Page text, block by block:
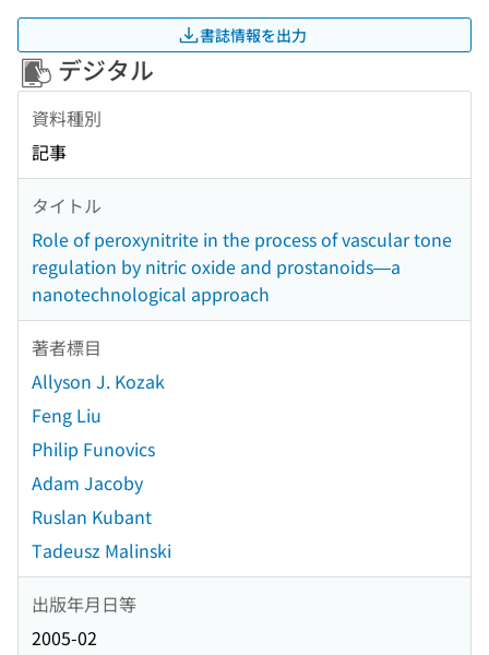
書誌情報を出力
デジタル
資料種別
記事
タイトル
Role of peroxynitrite in the process of vascular tone
regulation by nitric oxide and prostanoids—a
nanotechnological approach
著者標目
Allyson J. Kozak
Feng Liu
Philip Funovics
Adam Jacoby
Ruslan Kubant
Tadeusz Malinski
出版年月日等
2005-02